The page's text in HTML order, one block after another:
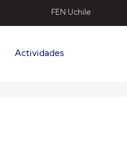
FEN Uchile
Actividades